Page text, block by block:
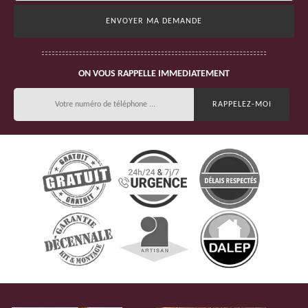
ON VOUS RAPPELLE IMMEDIATEMENT